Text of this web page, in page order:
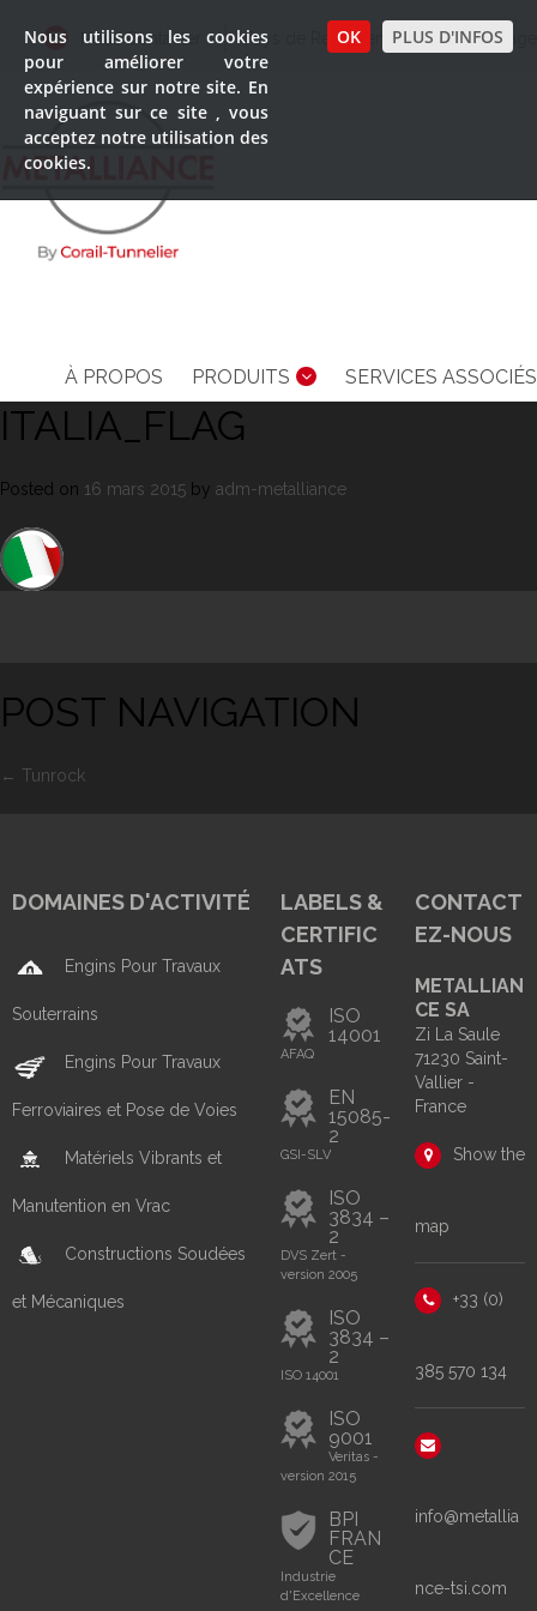
Nous Contacter Pays de Représentation Langage
À PROPOS PRODUITS SERVICES ASSOCIÉS
ITALIA_FLAG
Posted on 16 mars 2015 by adm-metalliance
POST NAVIGATION
← Tunrock
DOMAINES D'ACTIVITÉ
Engins Pour Travaux
Souterrains
Engins Pour Travaux
Ferroviaires et Pose de Voies
Matériels Vibrants et
Manutention en Vrac
Constructions Soudées
et Mécaniques
LABELS &
CERTIFIC
ATS
ISO
14001
AFAQ
EN
15085-
2
GSI-SLV
ISO
3834 –
2
DVS Zert -
version 2005
ISO
3834 –
2
ISO 14001
ISO
9001
Veritas -
version 2015
BPI
FRAN
CE
Industrie
d'Excellence
CONTACT
EZ-NOUS
METALLIAN
CE SA
Zi La Saule
71230 Saint-
Vallier -
France
Show the
map
+33 (0)
385 570 134
info@metallia
nce-tsi.com
Nous utilisons les cookies
pour améliorer votre
expérience sur notre site. En
naviguant sur ce site , vous
acceptez notre utilisation des
cookies.
OK PLUS D'INFOS